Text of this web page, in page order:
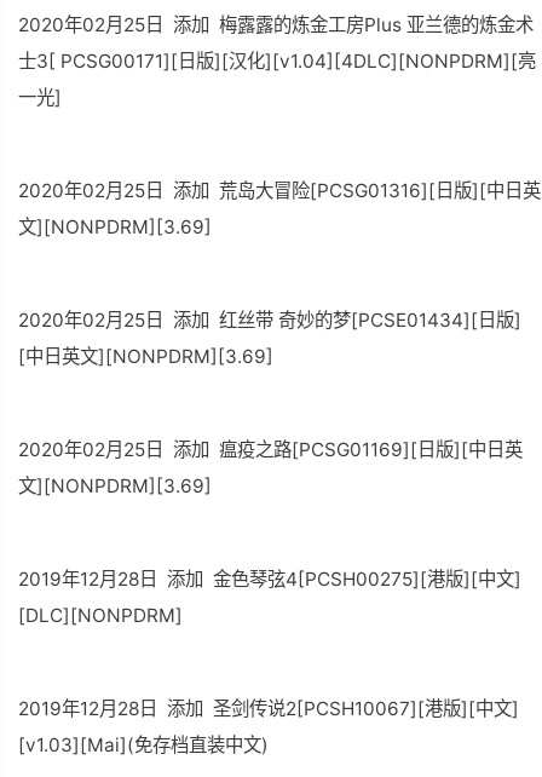
2020年02月25日 添加 梅露露的炼金工房Plus 亚兰德的炼金术
士3[ PCSG00171][日版][汉化][v1.04][4DLC][NONPDRM][亮
一光]
2020年02月25日 添加 荒岛大冒险[PCSG01316][日版][中日英
文][NONPDRM][3.69]
2020年02月25日 添加 红丝带 奇妙的梦[PCSE01434][日版]
[中日英文][NONPDRM][3.69]
2020年02月25日 添加 瘟疫之路[PCSG01169][日版][中日英
文][NONPDRM][3.69]
2019年12月28日 添加 金色琴弦4[PCSH00275][港版][中文]
[DLC][NONPDRM]
2019年12月28日 添加 圣剑传说2[PCSH10067][港版][中文]
[v1.03][Mai](免存档直装中文)